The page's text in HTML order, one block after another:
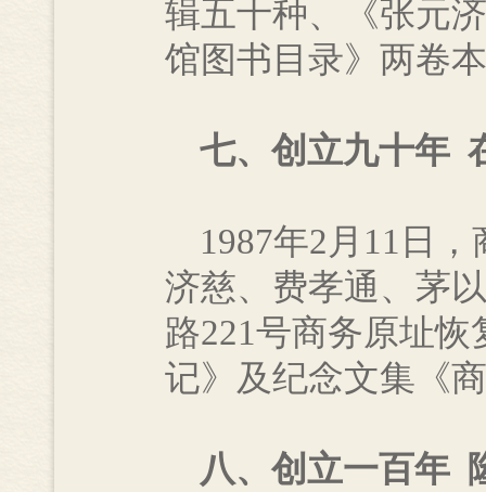
辑五十种、《张元
馆图书目录》两卷
七、创立九十年
1987年2月11日，
济慈、费孝通、茅
路221号商务原址
记》及纪念文集《
八、创立一百年